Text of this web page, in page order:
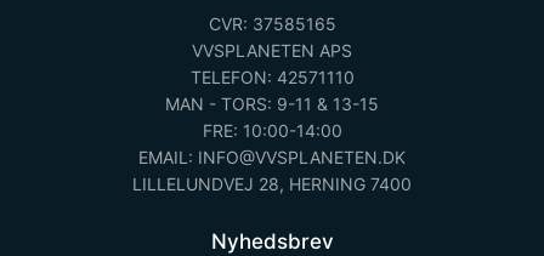
CVR: 37585165
VVSPLANETEN APS
TELEFON: 42571110
MAN - TORS: 9-11 & 13-15
FRE: 10:00-14:00
EMAIL: INFO@VVSPLANETEN.DK
LILLELUNDVEJ 28, HERNING 7400
Nyhedsbrev